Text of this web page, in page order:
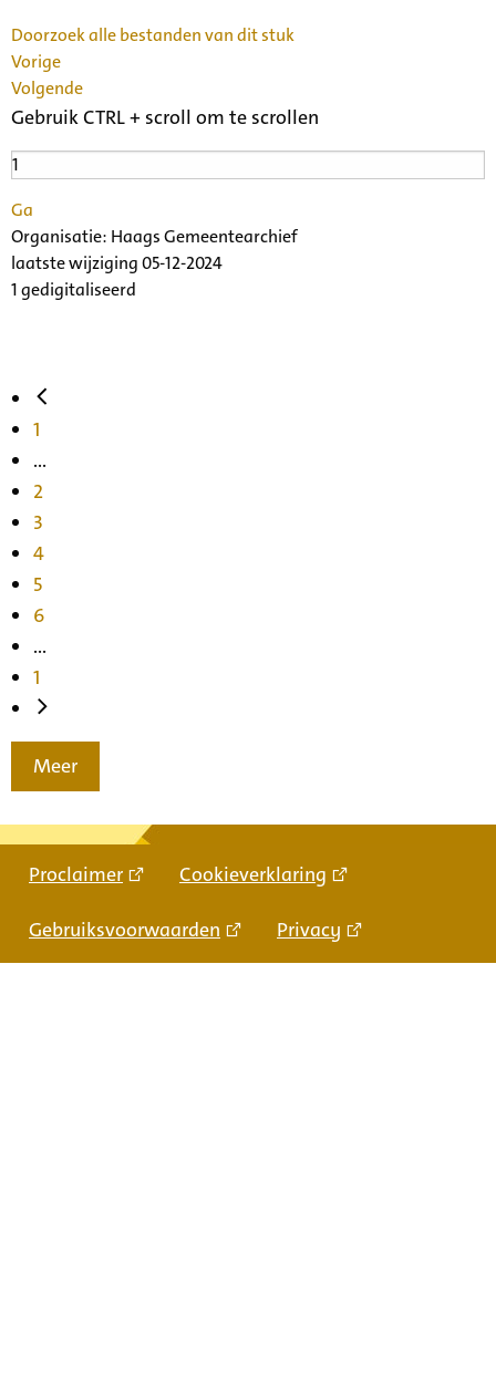
Doorzoek alle bestanden van dit stuk
Vorige
Volgende
Gebruik CTRL + scroll om te scrollen
Ga
Organisatie: Haags Gemeentearchief
laatste wijziging 05-12-2024
1 gedigitaliseerd
1
...
2
3
4
5
6
...
1
Meer
Proclaimer Cookieverklaring
Gebruiksvoorwaarden Privacy